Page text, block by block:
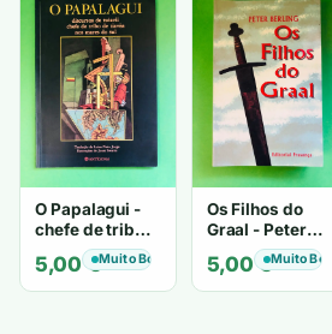
O Papalagui -
chefe de tribo
de tiavéa
5,00€Muito Bom
Os Filhos do
Graal - Peter
Berling
5,00€Muito Bom